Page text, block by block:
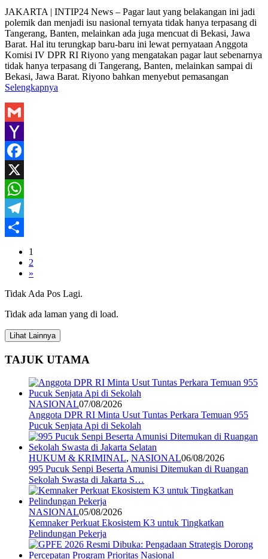
Share
JAKARTA | INTIP24 News – Pagar laut yang belakangan ini jadi
polemik dan menjadi isu nasional ternyata tidak hanya terpasang di
Tangerang, Banten, melainkan ada juga mencuat di Bekasi, Jawa
Barat. Hal itu terungkap baru-baru ini lewat pernyataan Anggota
Komisi IV DPR RI Riyono yang mengatakan pagar laut sebenarnya
tidak hanya terpasang di Tangerang, Banten, melainkan sampai di
Bekasi, Jawa Barat. Riyono bahkan menyebut pemasangan
Selengkapnya
Gmail
Yahoo
Mail
Facebook
X
WhatsApp
Telegram
1
2
»
Tidak Ada Pos Lagi.
Tidak ada laman yang di load.
Lihat Lainnya
TAJUK UTAMA
NASIONAL07/08/2026
Anggota DPR RI Minta Usut Tuntas Perkara Temuan 955
Pucuk Senjata Api di Sekolah
HUKUM & KRIMINAL, NASIONAL06/08/2026
995 Pucuk Senpi Beserta Amunisi Ditemukan di Ruangan
Sekolah Swasta di Jakarta S…
NASIONAL05/08/2026
Kemnaker Perkuat Ekosistem K3 untuk Tingkatkan
Pelindungan Pekerja